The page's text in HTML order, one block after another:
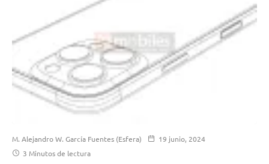
M. Alejandro W. García Fuentes (Esfera)
19 junio, 2024
3 Minutos de lectura